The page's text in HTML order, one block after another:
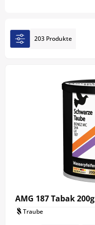
203 Produkte
AMG 187 Tabak 200g
Traube